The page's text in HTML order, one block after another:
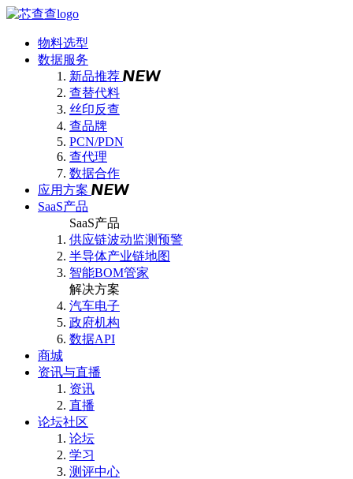
物料选型
数据服务
新品推荐
查替代料
丝印反查
查品牌
PCN/PDN
查代理
数据合作
应用方案
SaaS产品
SaaS产品
供应链波动监测预警
半导体产业链地图
智能BOM管家
解决方案
汽车电子
政府机构
数据API
商城
资讯与直播
资讯
直播
论坛社区
论坛
学习
测评中心